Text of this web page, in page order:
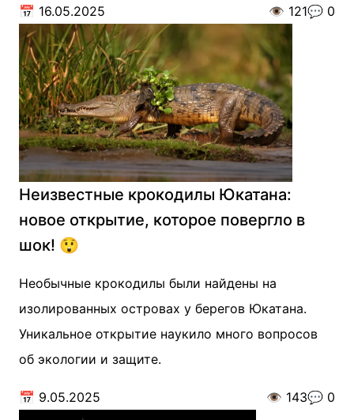
📅 16.05.2025 👁️ 121💬 0
Неизвестные крокодилы Юкатана:
новое открытие, которое повергло в
шок! 😲
Необычные крокодилы были найдены на
изолированных островах у берегов Юкатана.
Уникальное открытие наукило много вопросов
об экологии и защите.
📅 9.05.2025 👁️ 143💬 0